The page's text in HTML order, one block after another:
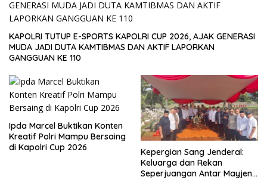
KAPOLRI TUTUP E-SPORTS KAPOLRI CUP 2026, AJAK GENERASI
MUDA JADI DUTA KAMTIBMAS DAN AKTIF LAPORKAN
GANGGUAN KE 110
Ipda Marcel Buktikan Konten
Kreatif Polri Mampu Bersaing
di Kapolri Cup 2026
Kepergian Sang Jenderal:
Keluarga dan Rekan
Seperjuangan Antar Mayjen